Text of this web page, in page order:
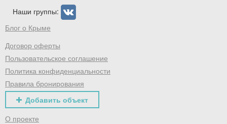
Наши группы:
Блог о Крыме
Договор оферты
Пользовательское соглашение
Политика конфиденциальности
Правила бронирования
Добавить объект
О проекте